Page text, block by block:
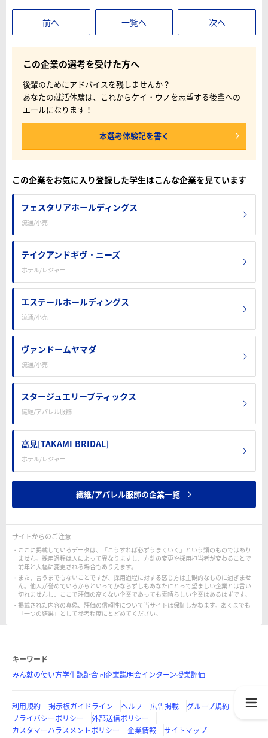
前へ 一覧へ 次へ
この企業の選考を受けた方へ
後輩のためにアドバイスを残しませんか？
あなたの就活体験は、これからケイ・ウノを志望する後輩への
エールになります！
本選考体験記を書く
この企業をお気に入り登録した学生はこんな企業を見ています
フェスタリアホールディングス
流通/小売
テイクアンドギヴ・ニーズ
ホテル/レジャー
エステールホールディングス
流通/小売
ヴァンドームヤマダ
流通/小売
スタージュエリーブティックス
繊維/アパレル服飾
高見[TAKAMI BRIDAL]
ホテル/レジャー
繊維/アパレル服飾の企業一覧
サイトからのご注意
ここに掲載しているデータは、「こうすれば必ずうまくいく」という類のものではあり
ません。採用過程は人によって異なりますし、方針の変更や採用担当者が変わることで
前年と大幅に変更される場合もありえます。
また、言うまでもないことですが、採用過程に対する感じ方は主観的なものに過ぎませ
ん。他人が誉めているからといってかならずしもあなたにとって望ましい企業とは言い
切れませんし、ここで評価の高くない企業であっても素晴らしい企業はあるはずです。
掲載された内容の真偽、評価の信頼性について当サイトは保証しかねます。あくまでも
「一つの結果」として参考程度にとどめてください。
キーワード
みん就の使い方学生認証合同企業説明会インターン授業評価
利用規約 掲示板ガイドライン ヘルプ 広告掲載
グループ規約
プライバシーポリシー
外部送信ポリシー
カスタマーハラスメントポリシー
企業情報 サイトマップ